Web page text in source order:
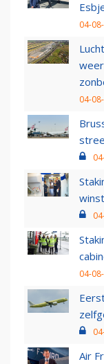
04-
04-
04-
Air